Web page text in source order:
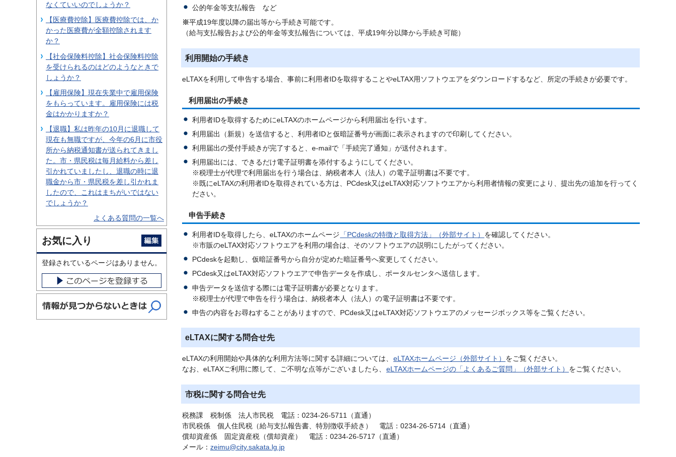
公的年金等支払報告 など
※平成19年度以降の届出等から手続き可能です。
（給与支払報告および公的年金等支払報告については、平成19年分以降から手続き可能）
利用開始の手続き
eLTAXを利用して申告する場合、事前に利用者IDを取得することやeLTAX用ソフトウエアをダウンロードするなど、所定の手続きが必要です。
利用届出の手続き
利用者IDを取得するためにeLTAXのホームページから利用届出を行います。
利用届出（新規）を送信すると、利用者IDと仮暗証番号が画面に表示されますので印刷してください。
利用届出の受付手続きが完了すると、e-mailで「手続完了通知」が送付されます。
利用届出には、できるだけ電子証明書を添付するようにしてください。
※税理士が代理で利用届出を行う場合は、納税者本人（法人）の電子証明書は不要です。
※既にeLTAXの利用者IDを取得されている方は、PCdesk又はeLTAX対応ソフトウエアから利用者情報の変更により、提出先の追加を行ってく
ださい。
申告手続き
利用者IDを取得したら、eLTAXのホームページ 「PCdeskの特徴と取得方法」（外部サイト） を確認してください。
※市販のeLTAX対応ソフトウエアを利用の場合は、そのソフトウエアの説明にしたがってください。
PCdeskを起動し、仮暗証番号から自分が定めた暗証番号へ変更してください。
PCdesk又はeLTAX対応ソフトウエアで申告データを作成し、ポータルセンタへ送信します。
申告データを送信する際には電子証明書が必要となります。
※税理士が代理で申告を行う場合は、納税者本人（法人）の電子証明書は不要です。
申告の内容をお尋ねすることがありますので、PCdesk又はeLTAX対応ソフトウエアのメッセージボックス等をご覧ください。
eLTAXに関する問合せ先
eLTAXの利用開始や具体的な利用方法等に関する詳細については、 eLTAXホームページ（外部サイト） をご覧ください。
なお、eLTAXご利用に際して、ご不明な点等がございましたら、 eLTAXホームページの「よくあるご質問」（外部サイト） をご覧ください。
市税に関する問合せ先
税務課 税制係 法人市民税 電話：0234-26-5711（直通）
市民税係 個人住民税（給与支払報告書、特別徴収手続き） 電話：0234-26-5714（直通）
償却資産係 固定資産税（償却資産） 電話：0234-26-5717（直通）
メール： zeimu@city.sakata.lg.jp
なくていいのでしょうか？
【医療費控除】医療費控除では、か
かった医療費が全額控除されます
か？
【社会保険料控除】社会保険料控除
を受けられるのはどのようなときで
しょうか？
【雇用保険】現在失業中で雇用保険
をもらっています。雇用保険には税
金はかかりますか？
【退職】私は昨年の10月に退職して
現在も無職ですが、今年の6月に市役
所から納税通知書が送られてきまし
た。市・県民税は毎月給料から差し
引かれていましたし、退職の時に退
職金から市・県民税を差し引かれま
したので、これはまちがいではない
でしょうか？
よくある質問の一覧へ
お気に入り
登録されているページはありません。